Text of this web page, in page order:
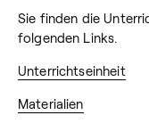
Sie finden die
folgenden Links.
Unterrichtseinheit
Materialien